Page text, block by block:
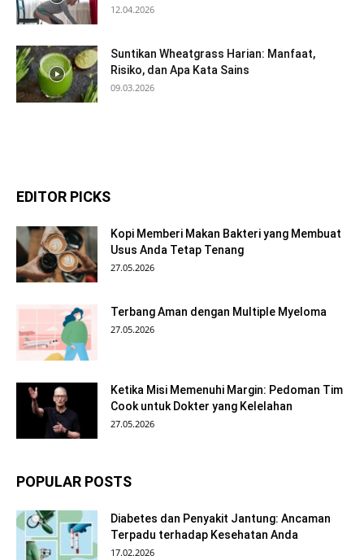
12.04.2026
Suntikan Wheatgrass Harian: Manfaat,
Risiko, dan Apa Kata Sains
09.03.2026
EDITOR PICKS
Kopi Memberi Makan Bakteri yang Membuat
Usus Anda Tetap Tenang
27.05.2026
Terbang Aman dengan Multiple Myeloma
27.05.2026
Ketika Misi Memenuhi Margin: Pedoman Tim
Cook untuk Dokter yang Kelelahan
27.05.2026
POPULAR POSTS
Diabetes dan Penyakit Jantung: Ancaman
Terpadu terhadap Kesehatan Anda
17.02.2026